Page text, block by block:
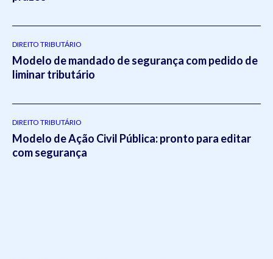
DIREITO TRIBUTÁRIO
Modelo de mandado de segurança com pedido de
liminar tributário
DIREITO TRIBUTÁRIO
Modelo de Ação Civil Pública: pronto para editar
com segurança